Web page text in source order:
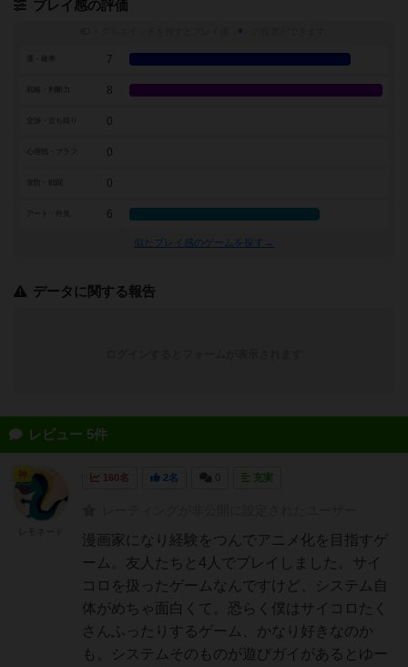
プレイ感の評価
※
7
戦略・判断力 8
0
0
0
アート・外見 6
似たプレイ感のゲームを探す→
データに関する報告
レビュー 5件
160名 2名 充実
漫画家になり経験をつんでアニメ化を目指すゲ
ーム。友人たちと4人でプレイしました。サイ
コロを扱ったゲームなんですけど、システム自
体がめちゃ面白くて。恐らく僕はサイコロたく
さんふったりするゲーム、かなり好きなのか
も。システムそのものが遊びガイがあるとゆー
神